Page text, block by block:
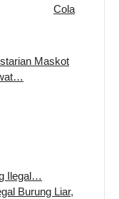
Cola
Maskot
Ilegal…
Burung Liar,